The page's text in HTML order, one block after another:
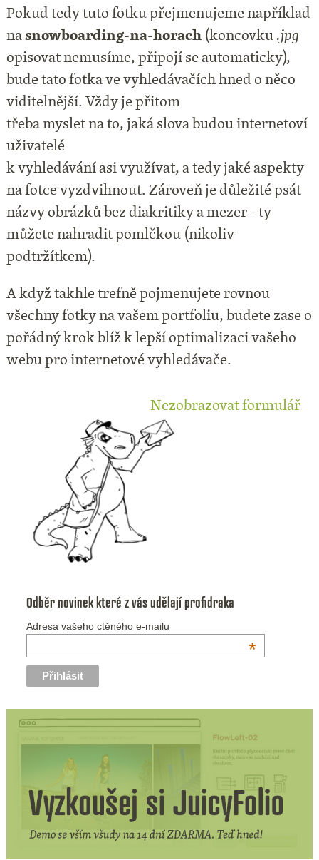
Pokud tedy tuto fotku přejmenujeme například
nasnowboarding-na-horach(koncovku.jpg
opisovat nemusíme, připojí se automaticky),
bude tato fotka ve vyhledávačích hned o něco
viditelnější. Vždy je přitom
třeba myslet na to, jaká slova budou internetoví
uživatelé
k vyhledávání asi využívat, a tedy jaké aspekty
na fotce vyzdvihnout. Zároveň je důležité psát
názvy obrázků bez diakritiky a mezer - ty
můžete nahradit pomlčkou (nikoliv
podtržítkem).
A když takhle trefně pojmenujete rovnou
všechny fotky na vašem portfoliu, budete zase o
pořádný krok blíž k lepší optimalizaci vašeho
webu pro internetové vyhledávače.
Nezobrazovat formulář
Odběr novinek které z vás udělají profidraka
Adresa vašeho ctěného e-mailu
*